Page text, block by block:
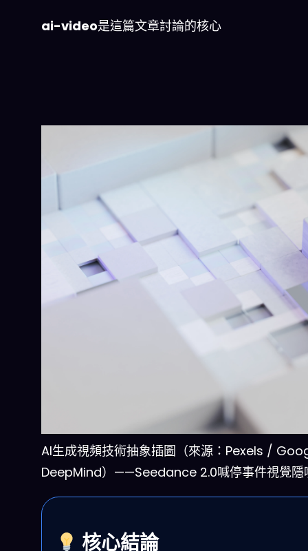
ai-video是這篇文章討論的核心
AI生成視頻技術抽象插圖（來源：Pexels /
DeepMind）——Seedance 2.0喊停事件視覺隱
核心結論